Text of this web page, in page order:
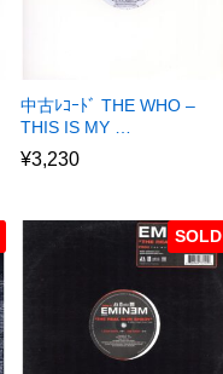
中古ﾚｺｰﾄﾞ THE WHO –
THIS IS MY …
¥3,230
SOLD